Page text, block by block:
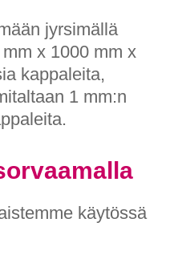
jyrsimällä
x 1000 mm x
kappaleita,
1 mm:n
käytössä